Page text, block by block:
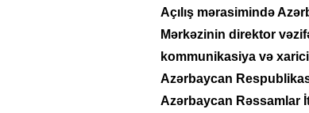
Açılış mərasimində
Mərkəzinin direktor
kommunikasiya və
Azərbaycan
Azərbaycan Rəssamlar